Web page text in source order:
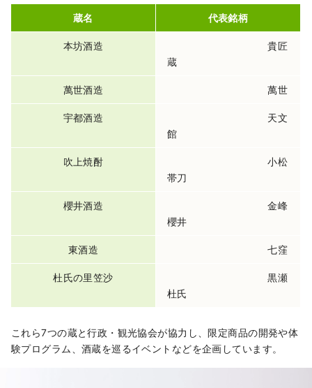
蔵名 代表銘柄
本坊酒造
貴匠
蔵
萬世酒造 萬世
宇都酒造
天文
館
吹上焼酎
小松
帯刀
櫻井酒造
金峰
櫻井
東酒造 七窪
杜氏の里笠沙
黒瀬
杜氏
これら7つの蔵と行政・観光協会が協力し、限定商品の開発や体
験プログラム、酒蔵を巡るイベントなどを企画しています。